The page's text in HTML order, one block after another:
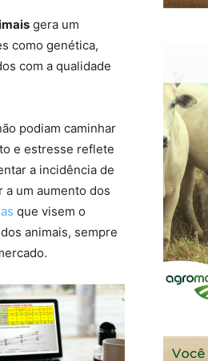
gera um
como genética,
com a qualidade
podiam caminhar
e estresse reflete
a incidência de
a um aumento dos
que visem o
animais, sempre